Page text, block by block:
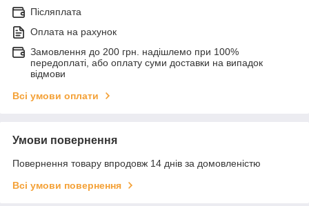
Післяплата
Оплата на рахунок
Замовлення до 200 грн. надішлемо при 100%
передоплаті, або оплату суми доставки на випадок
відмови
Всі умови оплати
Умови повернення
Повернення товару впродовж 14 днів за домовленістю
Всі умови повернення